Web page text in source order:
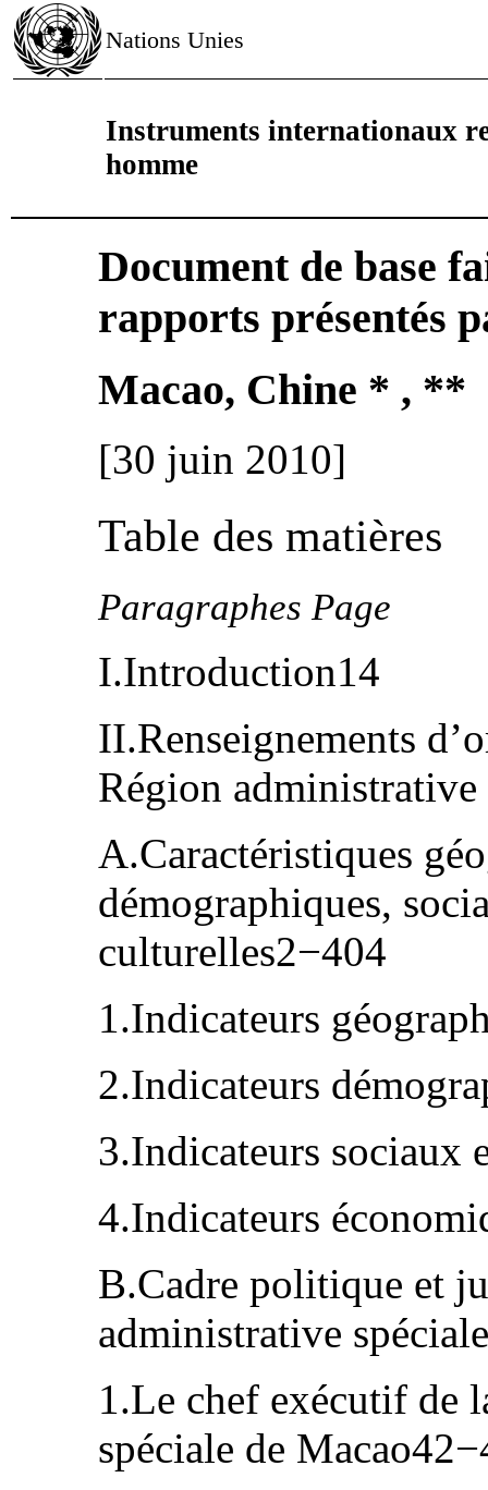
Nations Unies
Instruments internationaux
homme
Document de base
rapports présentés
Macao, Chine * , **
[30 juin 2010]
Table des matières
Paragraphes Page
I.Introduction14
II.Renseignements
Région
A.Caractéristiques
démographiques,
culturelles2−404
1.Indicateurs
2.Indicateurs
3.Indicateurs sociaux
4.Indicateurs
B.Cadre politique et
administrative
1.Le chef exécutif de
spéciale de